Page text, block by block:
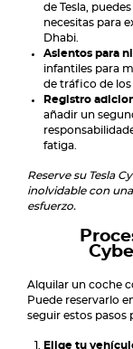
de Tesla,
necesitas para
Dhabi.
Asientos para
infantiles para
de tráfico de los
Registro
añadir un
fatiga.
Reserve su Tesla
inolvidable con
esfuerzo.
Alquilar un coche
Puede reservarlo
seguir estos pasos
Elige tu